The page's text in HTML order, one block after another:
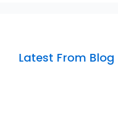
Latest From Blog